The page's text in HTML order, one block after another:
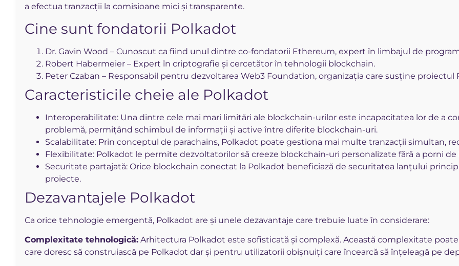
a efectua tranzacții la comisioane mici și transparente.
Cine sunt fondatorii Polkadot
Dr. Gavin Wood – Cunoscut ca fiind unul dintre co-fondatorii Ethereum, expert în limbajul de
Robert Habermeier – Expert în criptografie și cercetător în tehnologii blockchain.
Peter Czaban – Responsabil pentru dezvoltarea Web3 Foundation, organizația care susține proiectul
Caracteristicile cheie ale Polkadot
Interoperabilitate: Una dintre cele mai mari limitări ale blockchain-urilor este incapacitatea lor de a
problemă, permițând schimbul de informații și active între diferite blockchain-uri.
Scalabilitate: Prin conceptul de parachains, Polkadot poate gestiona mai multe tranzacții simultan,
Flexibilitate: Polkadot le permite dezvoltatorilor să creeze blockchain-uri personalizate fără a porni
Securitate partajată: Orice blockchain conectat la Polkadot beneficiază de securitatea lanțului
proiecte.
Dezavantajele Polkadot
Ca orice tehnologie emergentă, Polkadot are și unele dezavantaje care trebuie luate în considerare:
Complexitate tehnologică: Arhitectura Polkadot este sofisticată și complexă. Această complexitate
care doresc să construiască pe Polkadot dar și pentru utilizatorii obișnuiți care încearcă să înțeleagă pe